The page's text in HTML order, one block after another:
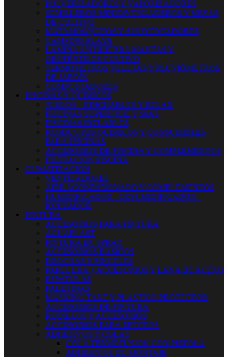
PULVERIZADORES Y VAPORIZADORES
SEMILLEROS MINIINVERNADEROS Y MESAS
DE CULTIVO
MATAMOSQUITOS Y AHUYENTADORES
CAMPING-PLAYA
LÁMINA ANTIHIERBA MANTAS Y
GEOTÉXTILES CULTIVO
TERMOMETROS VELETAS Y PLUVIÓMETROS
DE JARDÍN
COMPOSTADORES
PISCINAS Y QUIMICOS
JUEGOS - HINCHABLES Y RELAX
PISCINAS SUPERFICIE Y SPAS
PISCINAS INFLABLES
PRODUCTOS QUIMICOS Y CONSUMIBLES
PARA PISCINAS
ACCESORIOS DE PISCINA Y COMPLEMENTOS
FILTRACION PISCINA
CLIMATIZACION
VENTILADORES
AIRE ACONDICIONADO Y COMPLEMENTOS
HUMIDIFICADOR - DESUMIDIFICADOR -
IONIZADOR
PINTURA
ACCESORIOS PARA PINTURA
AGUAPLAST
PINTURA EN SPRAY
ACCESORIOS BASICOS
BROCHAS Y PINCELES
PAPEL LIJA + ACCESORIOS Y LANA DE ACERO
ESPATULAS
PALETINAS
MASKING TAKE Y PLASTICO PROTECTOR
ACCESORIOS DE PINTURA
RODILLOS Y ACCESORIOS
ACCESORIOS PARA EFECTOS
ADHESIVOS Y COLAS
COLA TERMOFUSION CON PISTOLA
ADHESIVOS DE MONTAJE